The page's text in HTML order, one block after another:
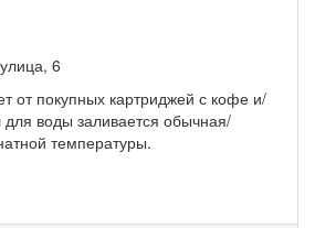
6
от покупных картриджей с кофе и/
воды заливается обычная/
температуры.